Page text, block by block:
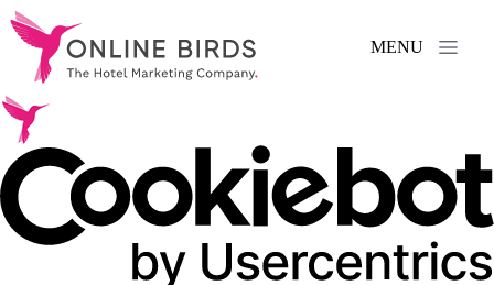
Services
References
MENU